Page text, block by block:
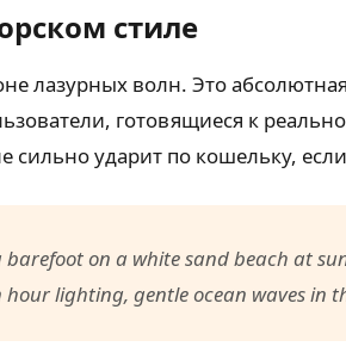
стиле
лазурных волн. Это
готовящиеся к
ударит по кошельку,
on a white sand beach at
lighting, gentle ocean waves in